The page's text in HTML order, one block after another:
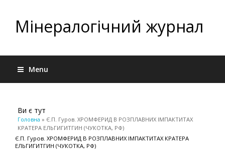
Мінералогічний журнал
Menu
Ви є тут
Головна » Є.П. Гуров. ХРОМФЕРИД В РОЗПЛАВНИХ ІМПАКТИТАХ
КРАТЕРА ЕЛЬГИГИТГИН (ЧУКОТКА, РФ)
Є.П. Гуров. ХРОМФЕРИД В РОЗПЛАВНИХ ІМПАКТИТАХ КРАТЕРА
ЕЛЬГИГИТГИН (ЧУКОТКА, РФ)